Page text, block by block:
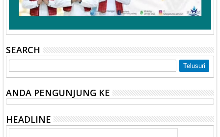
SEARCH
ANDA PENGUNJUNG KE
HEADLINE